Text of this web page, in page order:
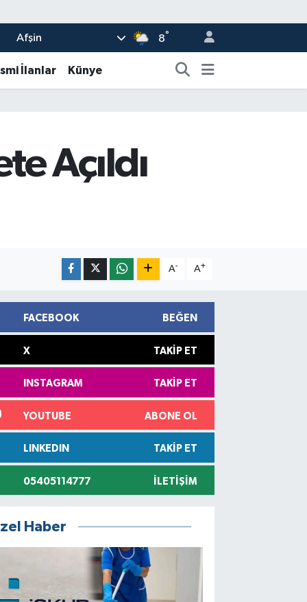
Afşin 8°
İlanlar Künye
Açıldı
A- A+
FACEBOOK BEĞEN
X TAKIP ET
INSTAGRAM TAKIP ET
YOUTUBE ABONE OL
LINKEDIN TAKIP ET
05405114777 İLETIŞIM
Haber